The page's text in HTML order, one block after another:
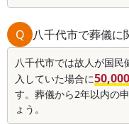
Q 八千代市で葬儀に
八千代市では故人が国
入していた場合に
す。葬儀から2年以内の
ょう。